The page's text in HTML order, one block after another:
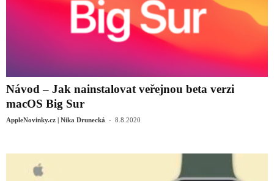
Návod – Jak nainstalovat veřejnou beta verzi
macOS Big Sur
AppleNovinky.cz | Nika Drunecká - 8.8.2020